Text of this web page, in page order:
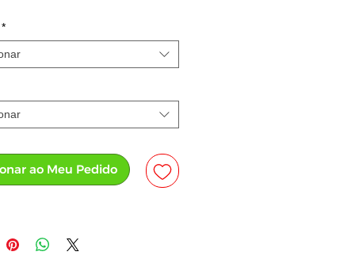
*
ao Meu Pedido